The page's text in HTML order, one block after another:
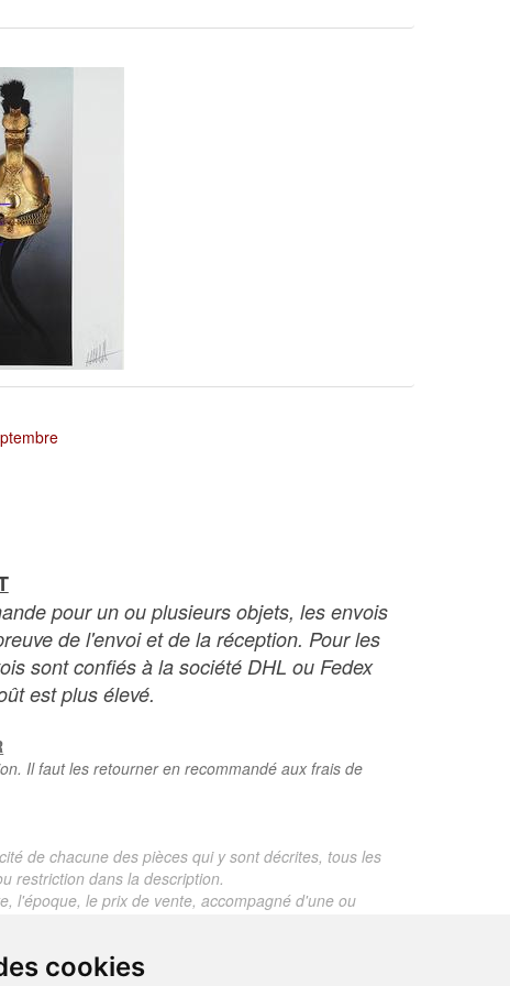
cookies
pour un ou plusieurs objets, les envois
de l'envoi et de la réception. Pour les
sont confiés à la société DHL ou Fedex
est plus élevé.
Il faut les retourner en recommandé aux frais de
de chacune des pièces qui y sont décrites, tous les
restriction dans la description.
l'époque, le prix de vente, accompagné d'une ou
objet dont le prix est supérieur à 130 euros. En
ne fais aucun rapport d'expertise pour les objets